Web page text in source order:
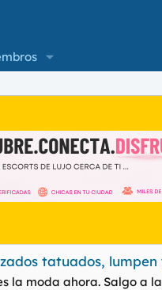
tatuados,
la moda ahora. Salgo a